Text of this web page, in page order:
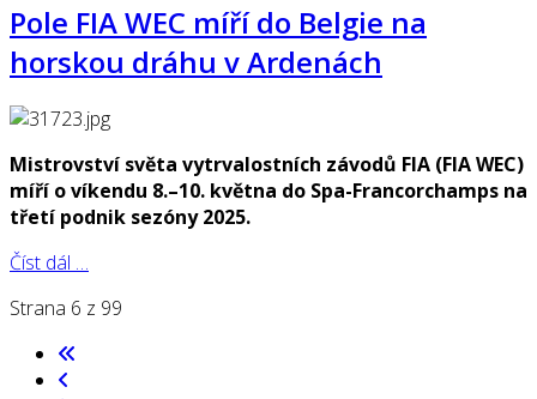
Pole FIA WEC míří do Belgie na
horskou dráhu v Ardenách
Mistrovství světa vytrvalostních závodů FIA (FIA WEC)
míří o víkendu 8.–10. května do Spa-Francorchamps na
třetí podnik sezóny 2025.
Číst dál …
Strana 6 z 99